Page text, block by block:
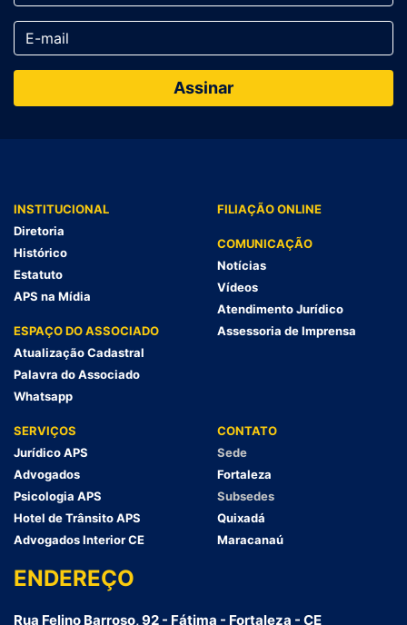
INSTITUCIONAL
Diretoria
Histórico
Estatuto
APS na Mídia
ESPAÇO DO ASSOCIADO
Atualização Cadastral
Palavra do Associado
Whatsapp
FILIAÇÃO ONLINE
COMUNICAÇÃO
Notícias
Vídeos
Atendimento Jurídico
Assessoria de Imprensa
SERVIÇOS
Jurídico APS
Advogados
Psicologia APS
Hotel de Trânsito APS
Advogados Interior CE
CONTATO
Sede
Fortaleza
Subsedes
Quixadá
Maracanaú
ENDEREÇO
Rua Felino Barroso, 92 - Fátima - Fortaleza - CE